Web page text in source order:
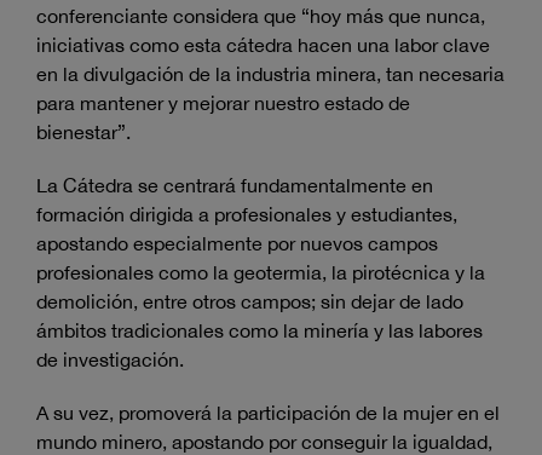
conferenciante considera que “hoy más que nunca,
iniciativas como esta cátedra hacen una labor clave
en la divulgación de la industria minera, tan necesaria
para mantener y mejorar nuestro estado de
bienestar”.
La Cátedra se centrará fundamentalmente en
formación dirigida a profesionales y estudiantes,
apostando especialmente por nuevos campos
profesionales como la geotermia, la pirotécnica y la
demolición, entre otros campos; sin dejar de lado
ámbitos tradicionales como la minería y las labores
de investigación.
A su vez, promoverá la participación de la mujer en el
mundo minero, apostando por conseguir la igualdad,